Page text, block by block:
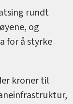
rundt
og
for å styrke
kroner til